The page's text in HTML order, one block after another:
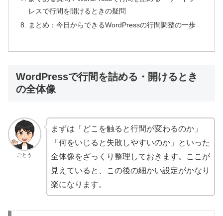
レスで行間を開けるときの疑問
まとめ：今日からできるWordPressの行間調整の一歩
WordPressで行間を詰める・開けるとき
の全体像
ごとう
まずは「どこを触ると行間が変わるのか」
「何をいじると失敗しやすいのか」といった
全体像をざっくり整理しておきます。ここが
見えていると、この後の細かい設定がかなり
楽になります。